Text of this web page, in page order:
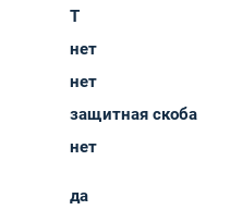
Т
нет
нет
защитная скоба
нет
да